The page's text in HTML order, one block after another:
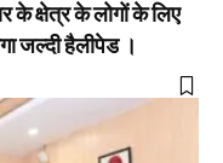
के क्षेत्र के लोगों के लिए
जल्दी हैलीपेड ।